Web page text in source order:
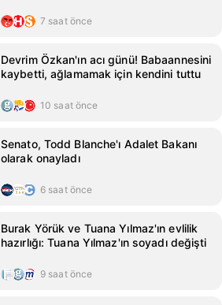
7 saat önce
Devrim Özkan'ın acı günü! Babaannesini
kaybetti, ağlamamak için kendini tuttu
10 saat önce
Senato, Todd Blanche'ı Adalet Bakanı
olarak onayladı
6 saat önce
Burak Yörük ve Tuana Yılmaz'ın evlilik
hazırlığı: Tuana Yılmaz'ın soyadı değişti
9 saat önce